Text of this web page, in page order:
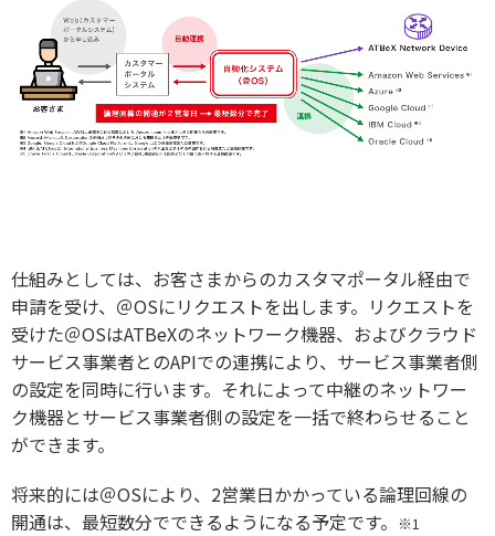
仕組みとしては、お客さまからのカスタマポータル経由で
申請を受け、＠OSにリクエストを出します。リクエストを
受けた＠OSはATBeXのネットワーク機器、およびクラウド
サービス事業者とのAPIでの連携により、サービス事業者側
の設定を同時に行います。それによって中継のネットワー
ク機器とサービス事業者側の設定を一括で終わらせること
ができます。
将来的には＠OSにより、2営業日かかっている論理回線の
開通は、最短数分でできるようになる予定です。
※1